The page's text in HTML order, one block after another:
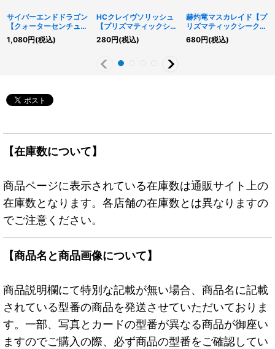
サイバーエンドドラゴン
【クォーターセンチュリ
ーシークレット】
{QCCP-JP021}《融
1,080円(税込)
HCクレイヴソリッシュ
【プリズマティックシー
クレット】{DIFO-
JP044}《エクシーズ》
280円(税込)
赫灼竜マスカレイド【プ
リズマティックシークレ
ット】{BODE-JP038}
《融合》
680円(税込)
【在庫数について】
商品ページに表示されている在庫数は通販サイト上の
在庫数となります。各店舗の在庫数とは異なりますの
でご注意ください。
【商品名と商品画像について】
商品説明欄にて特別な記載が無い場合、商品名に記載
されている型番の商品を発送させていただいておりま
す。一部、写真とカードの型番が異なる商品が御座い
ますのでご購入の際、必ず商品の型番をご確認してい